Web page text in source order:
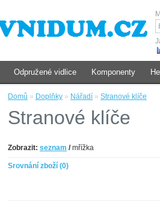
Domů » Doplňky » Nářadí » Stranové klíče
Stranové klíče
Zobrazit: seznam /mřížka
Srovnání zboží (0)
Odpružené vidlice Komponenty